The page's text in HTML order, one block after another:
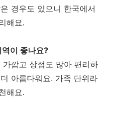
경우도 있으니 한국에서
해요.
이 좋나요?
깝고 상점도 많아 편리하
아름다워요. 가족 단위라
해요.